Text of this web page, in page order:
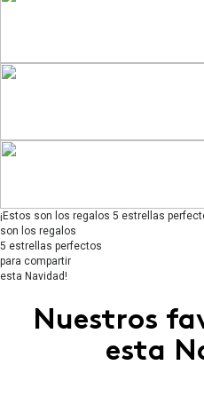
¡Estos son los regalos 5 estrellas
son los regalos
5 estrellas perfectos
para compartir
esta Navidad!
Nuestros
esta